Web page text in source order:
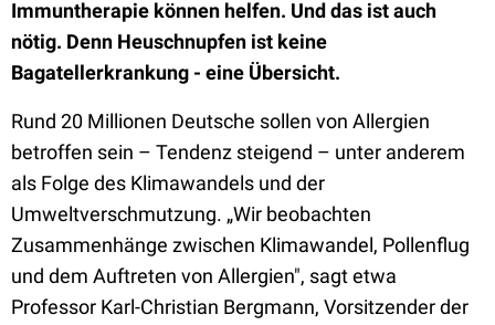
Immuntherapie können helfen. Und das ist auch
nötig. Denn Heuschnupfen ist keine
Bagatellerkrankung - eine Übersicht.
Rund 20 Millionen Deutsche sollen von Allergien
betroffen sein – Tendenz steigend – unter anderem
als Folge des Klimawandels und der
Umweltverschmutzung. „Wir beobachten
Zusammenhänge zwischen Klimawandel, Pollenflug
und dem Auftreten von Allergien", sagt etwa
Professor Karl-Christian Bergmann, Vorsitzender der